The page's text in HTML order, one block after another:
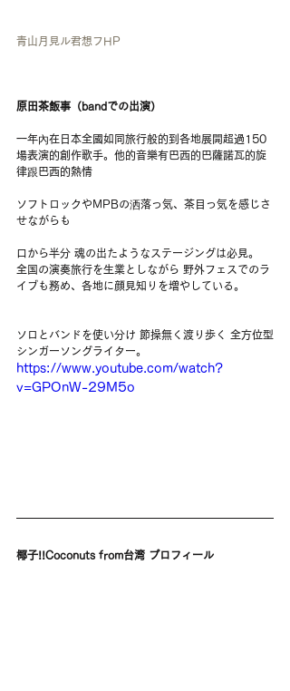
青山月見ル君想フHP
原田茶飯事（bandでの出演）
一年內在日本全國如同旅行般的到各地展開超過150
場表演的創作歌手。他的音樂有巴西的巴薩諾瓦的旋
律跟巴西的熱情
ソフトロックやMPBの洒落っ気、茶目っ気を感じさ
せながらも
口から半分 魂の出たようなステージングは必見。
全国の演奏旅行を生業としながら 野外フェスでのラ
イブも務め、各地に顔見知りを増やしている。
ソロとバンドを使い分け 節操無く渡り歩く 全方位型
シンガーソングライター。
https://www.youtube.com/watch?
v=GPOnW-29M5o
椰子!!Coconuts from台湾 プロフィール